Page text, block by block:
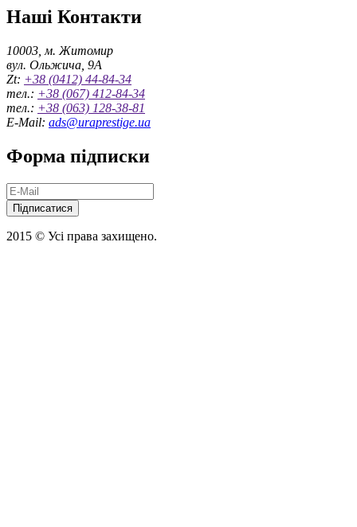
Наші Контакти
10003, м. Житомир
вул. Ольжича, 9А
Zt: +38 (0412) 44-84-34
тел.: +38 (067) 412-84-34
тел.: +38 (063) 128-38-81
E-Mail: ads@uraprestige.ua
Форма підписки
Підписатися
2015 © Усі права захищено.